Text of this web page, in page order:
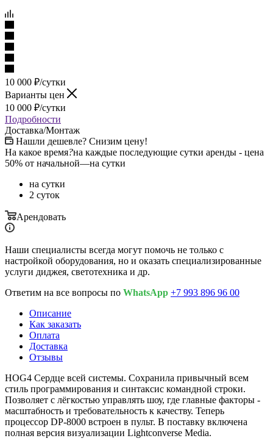
10 000 ₽/сутки
Варианты цен
10 000 ₽/сутки
Подробности
Доставка/Монтаж
Нашли дешевле? Снизим цену!
На какое время?на каждые последующие сутки аренды - цена
50% от начальной—на сутки
на сутки
2 суток
Арендовать
Наши специалисты всегда могут помочь не только с
настройкой оборудования, но и оказать специализированные
услуги диджея, светотехника и др.
Ответим на все вопросы по WhatsApp +7 993 896 96 00
Описание
Как заказать
Оплата
Доставка
Отзывы
HOG4 Сердце всей системы. Сохранила привычный всем
стиль программирования и синтаксис командной строки.
Позволяет с лёгкостью управлять шоу, где главные факторы -
масштабность и требовательность к качеству. Теперь
процессор DP-8000 встроен в пульт. В поставку включена
полная версия визуализации Lightconverse Media.